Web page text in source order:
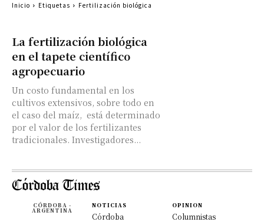
La fertilización biológica
en el tapete científico
agropecuario
Un costo fundamental en los
cultivos extensivos, sobre todo en
el caso del maíz, está determinado
por el valor de los fertilizantes
tradicionales. Investigadores...
Inicio Etiquetas Fertilización biológica
CÓRDOBA -
ARGENTINA
NOTICIAS
Córdoba
OPINION
Columnistas